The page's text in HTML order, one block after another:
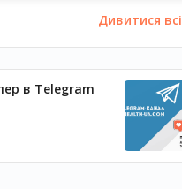
Дивитися всі
в Telegram